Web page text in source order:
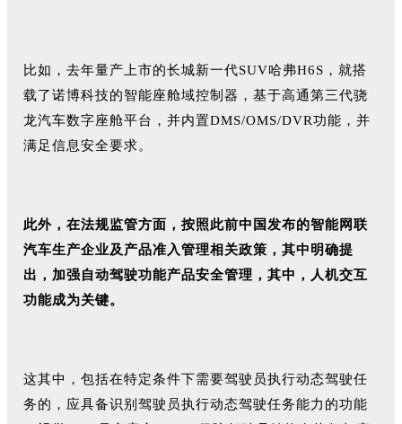
比如，去年量产上市的长城新一代SUV哈弗H6S，就搭
载了诺博科技的智能座舱域控制器，基于高通第三代骁
龙汽车数字座舱平台，并内置DMS/OMS/DVR功能，并
满足信息安全要求。
此外，在法规监管方面，按照此前中国发布的智能网联
汽车生产企业及产品准入管理相关政策，其中明确提
出，加强自动驾驶功能产品安全管理，其中，人机交互
功能成为关键。
这其中，包括在特定条件下需要驾驶员执行动态驾驶任
务的，应具备识别驾驶员执行动态驾驶任务能力的功能